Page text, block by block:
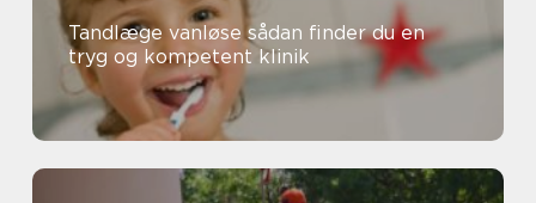
Tandlæge vanløse sådan finder du en
tryg og kompetent klinik